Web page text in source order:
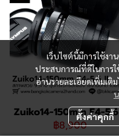
Zuiko14-150mm F4-
฿8,900
เว็บไซต์นี้มีการใช้ง
ประสบการณ์ที่ดีในการใ
อ่านรายละเอียดเพิ่มเติ
ตั้งค่าคุกกี้